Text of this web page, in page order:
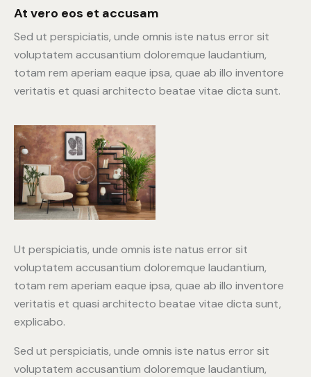
At vero eos et accusam
Sed ut perspiciatis, unde omnis iste natus error sit
voluptatem accusantium doloremque laudantium,
totam rem aperiam eaque ipsa, quae ab illo inventore
veritatis et quasi architecto beatae vitae dicta sunt.
Ut perspiciatis, unde omnis iste natus error sit
voluptatem accusantium doloremque laudantium,
totam rem aperiam eaque ipsa, quae ab illo inventore
veritatis et quasi architecto beatae vitae dicta sunt,
explicabo.
Sed ut perspiciatis, unde omnis iste natus error sit
voluptatem accusantium doloremque laudantium,